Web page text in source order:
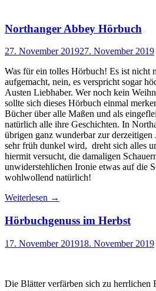
Northanger Abbey Hörbuch
27. November 201927. November 2019
Was für ein tolles Hörbuch! Es ist nicht
aufgemacht, nein, es verspricht sogar
Austen Liebhaber. Wer noch kein
sollte sich dieses Hörbuch einmal
Bücher über alle Maßen und als
natürlich alle ihre Geschichten. In
übrigen ganz wunderbar zur derzeitigen
sehr früh dunkel wird, dreht sich alles
hiermit versucht, die damaligen
unwiderstehlichen Ironie etwas auf die
wohlwollend natürlich!
Weiterlesen →
Hörbuchgenuss im Herbst
17. November 201918. November 2019
Die Blätter verfärben sich zu herrlichen